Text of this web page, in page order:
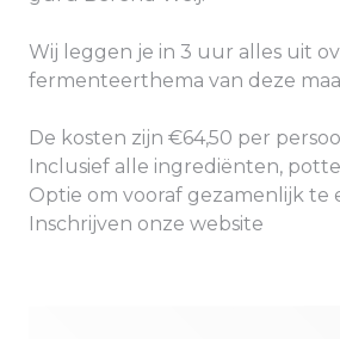
Wij leggen je in 3 uur alles uit
fermenteerthema van deze
De kosten zijn €64,50 per
Inclusief alle ingrediënten,
Optie om vooraf gezamenlijk te
Inschrijven onze website